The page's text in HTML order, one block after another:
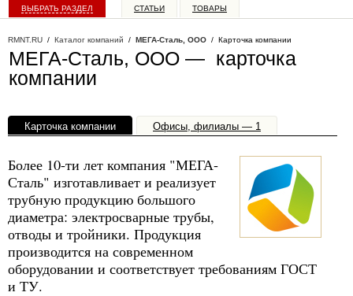
ВЫБРАТЬ РАЗДЕЛ СТАТЬИ ТОВАРЫ
RMNT.RU / Каталог компаний / МЕГА-Сталь, ООО / Карточка компании
МЕГА-Сталь, ООО — карточка
компании
Карточка компании Офисы, филиалы — 1
Более 10-ти лет компания "МЕГА-
Сталь" изготавливает и реализует
трубную продукцию большого
диаметра: электросварные трубы,
отводы и тройники. Продукция
производится на современном
оборудовании и соответствует требованиям ГОСТ
и ТУ.